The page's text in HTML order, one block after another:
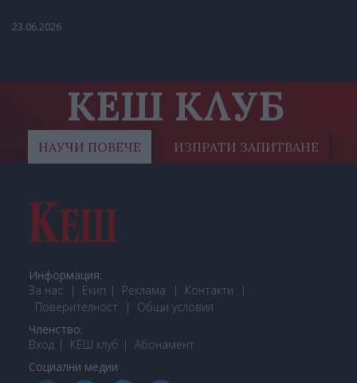
23.06.2026
КЕШ КЛУБ
НАУЧИ ПОВЕЧЕ ИЗПРАТИ ЗАПИТВАНЕ
Информация:
За нас
Екип Реклама
Контакти
Поверителност
Общи условия
Членство:
Вход
КЕШ клуб Абонамент
Социални медии